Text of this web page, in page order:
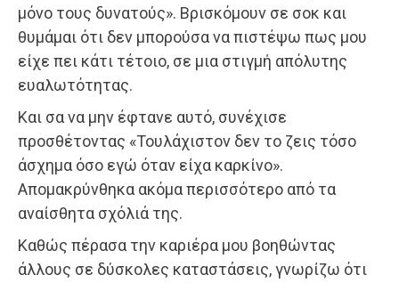
μόνο τους δυνατούς». Βρισκόμουν σε σοκ και
θυμάμαι ότι δεν μπορούσα να πιστέψω πως μου
είχε πει κάτι τέτοιο, σε μια στιγμή απόλυτης
ευαλωτότητας.
Και σα να μην έφτανε αυτό, συνέχισε
προσθέτοντας «Τουλάχιστον δεν το ζεις τόσο
άσχημα όσο εγώ όταν είχα καρκίνο».
Απομακρύνθηκα ακόμα περισσότερο από τα
αναίσθητα σχόλιά της.
Καθώς πέρασα την καριέρα μου βοηθώντας
άλλους σε δύσκολες καταστάσεις, γνωρίζω ότι